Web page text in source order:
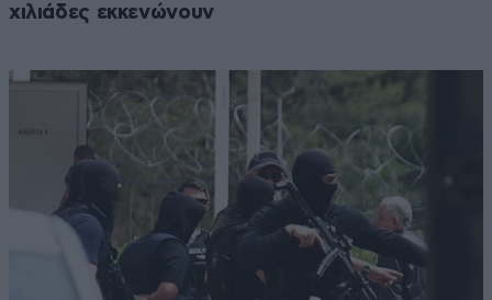
χιλιάδες εκκενώνουν